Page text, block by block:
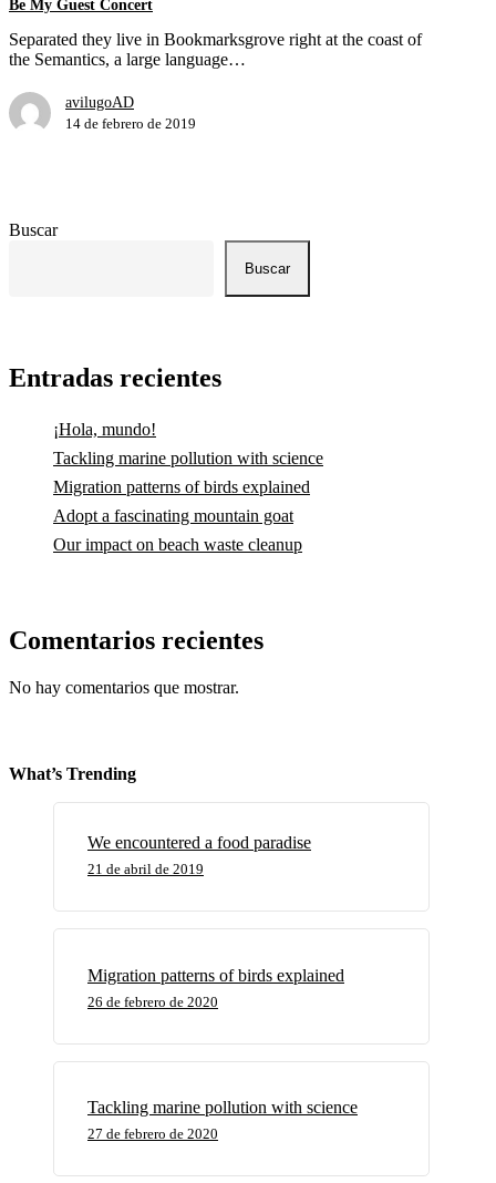
Be My Guest Concert
Separated they live in Bookmarksgrove right at the coast of
the Semantics, a large language…
avilugoAD
14 de febrero de 2019
Buscar
Buscar
Entradas recientes
¡Hola, mundo!
Tackling marine pollution with science
Migration patterns of birds explained
Adopt a fascinating mountain goat
Our impact on beach waste cleanup
Comentarios recientes
No hay comentarios que mostrar.
What’s Trending
We encountered a food paradise
21 de abril de 2019
Migration patterns of birds explained
26 de febrero de 2020
Tackling marine pollution with science
27 de febrero de 2020